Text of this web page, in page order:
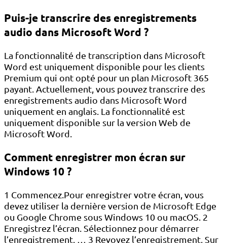
Puis-je transcrire des enregistrements
audio dans Microsoft Word ?
La fonctionnalité de transcription dans Microsoft
Word est uniquement disponible pour les clients
Premium qui ont opté pour un plan Microsoft 365
payant. Actuellement, vous pouvez transcrire des
enregistrements audio dans Microsoft Word
uniquement en anglais. La fonctionnalité est
uniquement disponible sur la version Web de
Microsoft Word.
Comment enregistrer mon écran sur
Windows 10 ?
1 Commencez.Pour enregistrer votre écran, vous
devez utiliser la dernière version de Microsoft Edge
ou Google Chrome sous Windows 10 ou macOS. 2
Enregistrez l’écran. Sélectionnez pour démarrer
l’enregistrement. … 3 Revoyez l’enregistrement. Sur